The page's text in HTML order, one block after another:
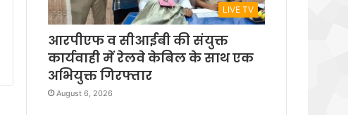
LIVE TV
आरपीएफ व सीआईबी की संयुक्त
कार्यवाही में रेलवे केबिल के साथ एक
अभियुक्त गिरफ्तार
August 6, 2026